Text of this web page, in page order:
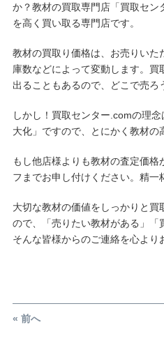
か？教材の買取専門店「買取セ
を高く買い取る専門店です。
教材の買取り価格は、お売りい
庫数などによって変動します。
出ることもあるので、どこで売ろ
しかし！買取センター.comの理
大化」ですので、とにかく教材の
もし他店様よりも教材の査定価格
フまでお申し付けください。精一
大切な教材の価値をしっかりと
ので、「売りたい教材がある」「
そんな皆様からのご連絡を心より
« 前へ